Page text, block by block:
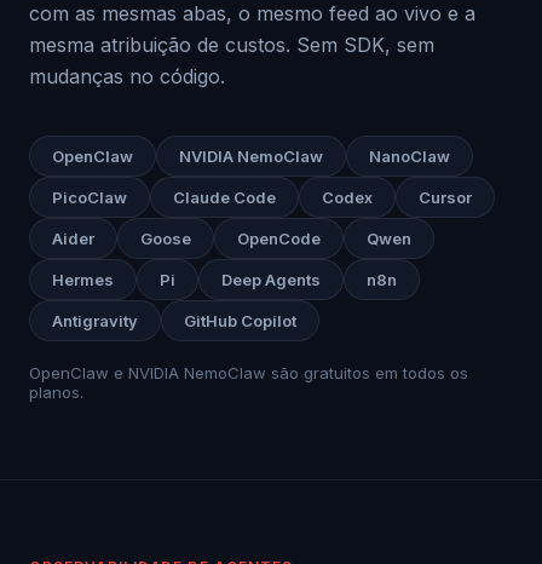
com as mesmas abas, o mesmo feed ao vivo e a
mesma atribuição de custos. Sem SDK, sem
mudanças no código.
OpenClaw NVIDIA NemoClaw NanoClaw
PicoClaw Claude Code Codex Cursor
Aider Goose OpenCode Qwen
Hermes Pi Deep Agents n8n
Antigravity GitHub Copilot
OpenClaw e NVIDIA NemoClaw são gratuitos em todos os
planos.